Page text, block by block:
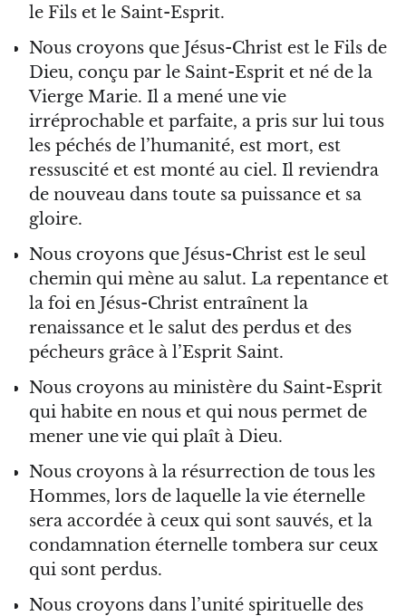
le Fils et le Saint-Esprit.
Nous croyons que Jésus-Christ est le Fils de
Dieu, conçu par le Saint-Esprit et né de la
Vierge Marie. Il a mené une vie
irréprochable et parfaite, a pris sur lui tous
les péchés de l’humanité, est mort, est
ressuscité et est monté au ciel. Il reviendra
de nouveau dans toute sa puissance et sa
gloire.
Nous croyons que Jésus-Christ est le seul
chemin qui mène au salut. La repentance et
la foi en Jésus-Christ entraînent la
renaissance et le salut des perdus et des
pécheurs grâce à l’Esprit Saint.
Nous croyons au ministère du Saint-Esprit
qui habite en nous et qui nous permet de
mener une vie qui plaît à Dieu.
Nous croyons à la résurrection de tous les
Hommes, lors de laquelle la vie éternelle
sera accordée à ceux qui sont sauvés, et la
condamnation éternelle tombera sur ceux
qui sont perdus.
Nous croyons dans l’unité spirituelle des